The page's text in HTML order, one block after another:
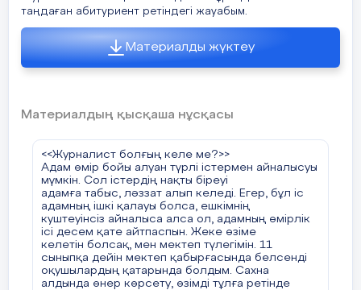
адам игере алмайтын салада нағыз маман бола
білу мақтауға тұрарлық іс.
Елімізде газет, радио, теледидар пайда
болғаннан бері журналисттер сұранысы арта
түсті. Әлихан Бөкейханов, Сәкен Сейфуллин,
Қазіргі біз білетін, күнделікті көретін
дана тұлғаларымыздан құралған. Қазіргі таңда
білікті журналисттер сан-алуан.
Солардың ішінен мен үлгі алатын
журналисттерді атап кетсем. Олардың
қатарында
Мақсат Толықбай, Нартай Аралбайұлы, Асаубек
Айымбетов, Бейсенбек Құранбек атты
ағаларымыз бар. Осындай тәжірибелі
мамандарды үлгі тұту, болашақта менің нағыз
кәсіби маман болуыма әсерін тигізетініне
сенімім кәміл.
таңдаған абитуриент ретіндегі жауабым.
Материалды жүктеу
Материалдың қысқаша нұсқасы
<<Журналист болғың келе ме?>>
Адам өмір бойы алуан түрлі істермен айналысуы
мүмкін. Сол істердің нақты біреуі
адамға табыс, ләззат алып келеді. Егер, бұл іс
адамның ішкі қалауы болса, ешкімнің
куштеуінсіз айналыса алса ол, адамның өмірлік
ісі десем қате айтпаспын. Жеке өзіме
келетін болсақ, мен мектеп түлегімін. 11
сыныпқа дейін мектеп қабырғасында белсенді
оқушылардың қатарында болдым. Сахна
алдында өнер көрсету, өзімді тұлға ретінде